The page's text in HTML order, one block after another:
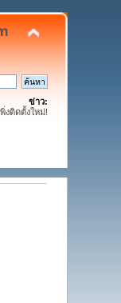
ข่าว:
งติดตั้งใหม่!